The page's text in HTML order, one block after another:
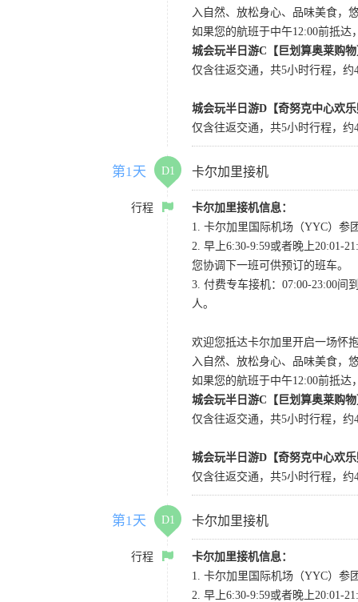
入自然、放松身心、品味美食，
如果您的航班于中午12:00前抵
城会玩半日游C【巨划算奥莱购
仅含往返交通，共5小时行程，
城会玩半日游D【奇努克中心欢
仅含往返交通，共5小时行程，
第1天 D1 卡尔加里接机
行程
卡尔加里接机信息：
1. 卡尔加里国际机场（YYC）参
2. 早上6:30-9:59或者晚上20:01-
您协调下一班可供预订的班车。
3. 付费专车接机：07:00-23:00间
人。
欢迎您抵达卡尔加里开启一场怀
入自然、放松身心、品味美食，
如果您的航班于中午12:00前抵
城会玩半日游C【巨划算奥莱购
仅含往返交通，共5小时行程，
城会玩半日游D【奇努克中心欢
仅含往返交通，共5小时行程，
第1天 D1 卡尔加里接机
行程
卡尔加里接机信息：
1. 卡尔加里国际机场（YYC）参
2. 早上6:30-9:59或者晚上20:01-